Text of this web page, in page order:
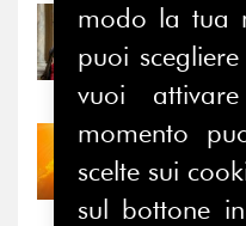
31/07/2026
Prima
il valore di...
30/07/2026
Nove anni
“grande
modo la tua
puoi
vuoi
momento
scelte sui
sul bottone